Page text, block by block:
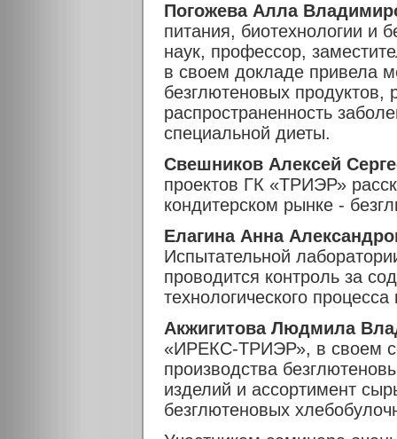
Погожева Алла
питания, биотехнологии и
наук, профессор,
в своем докладе привела
безглютеновых продуктов,
распространенность
специальной диеты.
Свешников Алексей
проектов ГК «ТРИЭР»
кондитерском рынке -
Елагина Анна
Испытательной
проводится контроль за
технологического
Акжигитова Людмила
«ИРЕКС-ТРИЭР», в своем
производства
изделий и ассортимент
безглютеновых